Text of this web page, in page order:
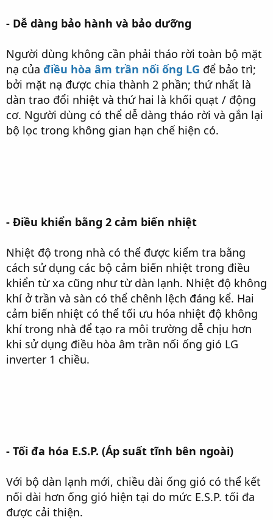
- Dễ dàng bảo hành và bảo dưỡng
Người dùng không cần phải tháo rời toàn bộ mặt
nạ của điều hòa âm trần nối ống LG để bảo trì;
bởi mặt nạ được chia thành 2 phần; thứ nhất là
dàn trao đổi nhiệt và thứ hai là khối quạt / động
cơ. Người dùng có thể dễ dàng tháo rời và gắn lại
bộ lọc trong không gian hạn chế hiện có.
- Ðiều khiển bằng 2 cảm biến nhiệt
Nhiệt độ trong nhà có thể được kiểm tra bằng
cách sử dụng các bộ cảm biến nhiệt trong điều
khiển từ xa cũng như từ dàn lạnh. Nhiệt độ không
khí ở trần và sàn có thể chênh lệch đáng kể. Hai
cảm biến nhiệt có thể tối ưu hóa nhiệt độ không
khí trong nhà để tạo ra môi trường dễ chịu hơn
khi sử dụng điều hòa âm trần nối ống gió LG
inverter 1 chiều.
- Tối đa hóa E.S.P. (Áp suất tĩnh bên ngoài)
Với bộ dàn lạnh mới, chiều dài ống gió có thể kết
nối dài hơn ống gió hiện tại do mức E.S.P. tối đa
được cải thiện.